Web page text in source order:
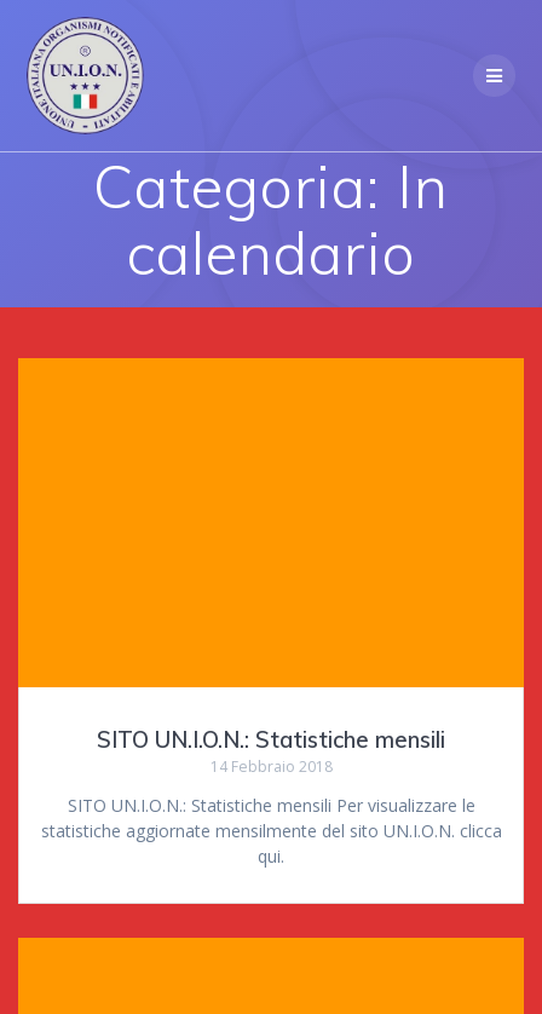
Categoria: In
calendario
SITO UN.I.O.N.: Statistiche mensili
14 Febbraio 2018
SITO UN.I.O.N.: Statistiche mensili Per visualizzare le
statistiche aggiornate mensilmente del sito UN.I.O.N. clicca
qui.